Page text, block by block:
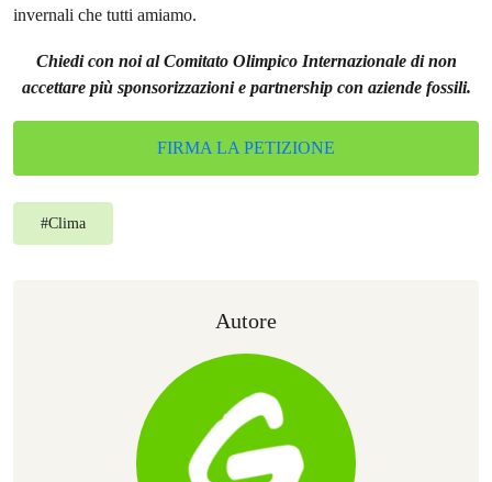
invernali che tutti amiamo.
Chiedi con noi al Comitato Olimpico Internazionale di non
accettare più sponsorizzazioni e partnership con aziende fossili.
FIRMA LA PETIZIONE
#Clima
Autore